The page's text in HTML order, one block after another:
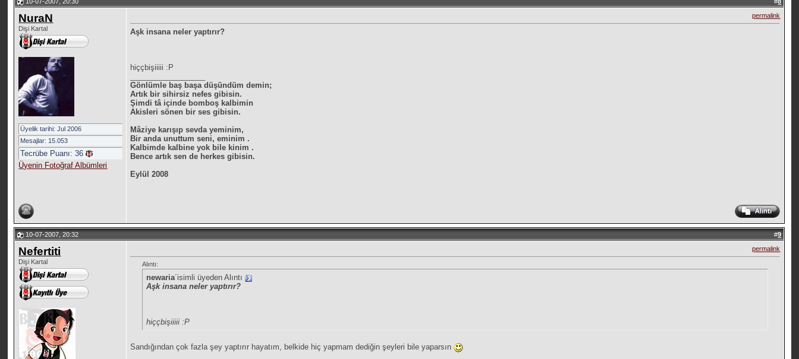
NuraN
Dişi Kartal
Üyelik tarihi: Jul 2006
Mesajlar: 15.053
Tecrübe Puanı:36
Üyenin Fotoğraf Albümleri
permalink
Aşk insana neler yaptırır?
hiççbişiiiii :P
Gönlümle baş başa düşündüm demin;
Artık bir sihirsiz nefes gibisin.
Şimdi tâ içinde bomboş kalbimin
Akisleri sönen bir ses gibisin.
Mâziye karışıp sevda yeminim,
Bir anda unuttum seni, eminim .
Kalbimde kalbine yok bile kinim .
Bence artık sen de herkes gibisin.
Eylül 2008
10-07-2007, 20:32 #9
Nefertiti
Dişi Kartal
permalink
Alıntı:
newaria´isimli üyeden Alıntı
Aşk insana neler yaptırır?
hiççbişiiiii :P
Sandığından çok fazla şey yaptırır hayatım, belkide hiç yapmam dediğin şeyleri bile yaparsın